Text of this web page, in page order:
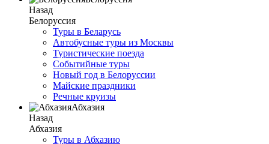
Назад
Белоруссия
Туры в Беларусь
Автобусные туры из Москвы
Туристические поезда
Событийные туры
Новый год в Белоруссии
Майские праздники
Речные круизы
Абхазия
Назад
Абхазия
Туры в Абхазию